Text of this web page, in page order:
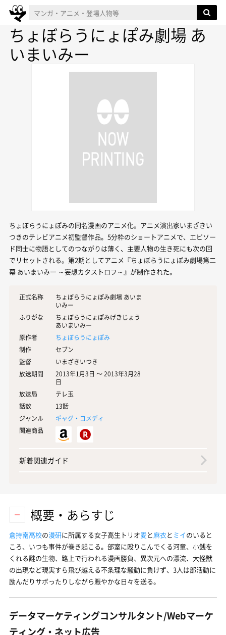
ちょぼらうにょぽみ劇場 あ
いまいみー
ちょぼらうにょぽみの同名漫画のアニメ化。アニメ演出家いまざきい
つきのテレビアニメ初監督作品。5分枠のショートアニメで、エピソー
ド同士に物語としてのつながりは薄く、主要人物の生き死にも次の回
でリセットされる。第2期としてアニメ『ちょぼらうにょぽみ劇場第二
幕 あいまいみー ～妄想カタストロフ～』が制作された。
正式名称
ちょぼらうにょぽみ劇場 あいま
いみー
ふりがな
ちょぼらうにょぽみげきじょう
あいまいみー
原作者
ちょぼらうにょぽみ
制作
セブン
監督
いまざきいつき
放送期間
2013年1月3日 〜 2013年3月28
日
放送局
テレ玉
話数
13話
ジャンル
ギャグ・コメディ
関連商品
新着関連ガイド
概要・あらすじ
倉持南高校の漫研に所属する女子高生トリオ愛と麻衣と ミイのいると
ころ、いつも事件が巻き起こる。部室に殴りこんでくる河童、小銭を
くれる謎の生物、路上で行われる漫画勝負、異次元への漂流、大怪獣
の出現など現実すら飛び越える不条理な騒動に負けず、3人は部活動に
励んだりサボったりしながら賑やかな日々を送る。
データマーケティングコンサルタント/Webマーケ
ティング・ネット広告